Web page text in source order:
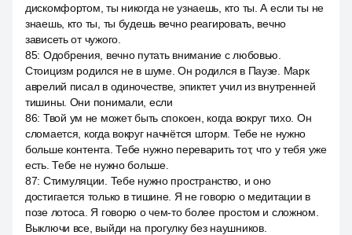
дискомфортом, ты никогда не узнаешь, кто ты. А если ты не
знаешь, кто ты, ты будешь вечно реагировать, вечно
зависеть от чужого.
85: Одобрения, вечно путать внимание с любовью.
Стоицизм родился не в шуме. Он родился в Паузе. Марк
аврелий писал в одиночестве, эпиктет учил из внутренней
тишины. Они понимали, если
86: Твой ум не может быть спокоен, когда вокруг тихо. Он
сломается, когда вокруг начнётся шторм. Тебе не нужно
больше контента. Тебе нужно переварить тот, что у тебя уже
есть. Тебе не нужно больше.
87: Стимуляции. Тебе нужно пространство, и оно
достигается только в тишине. Я не говорю о медитации в
позе лотоса. Я говорю о чем-то более простом и сложном.
Выключи все, выйди на прогулку без наушников.